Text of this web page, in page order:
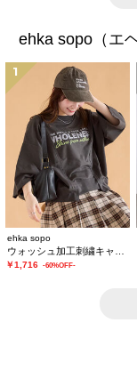
ehka sopo（エ
1
ehka sopo
￥1,716 -60%OFF-